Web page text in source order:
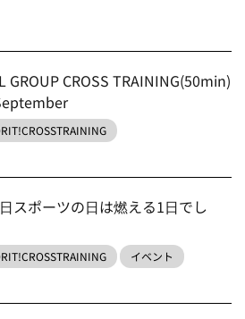
GROUP CROSS TRAINING(50min)
スポーツの日は燃える1日でし
イベント